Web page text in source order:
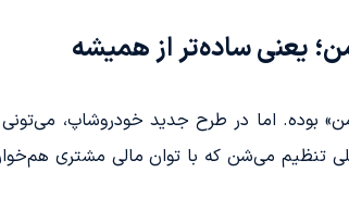
بوده. اما در طرح جدید خودروشاپ،
تنظیم می‌شن که با توان مالی مشتری